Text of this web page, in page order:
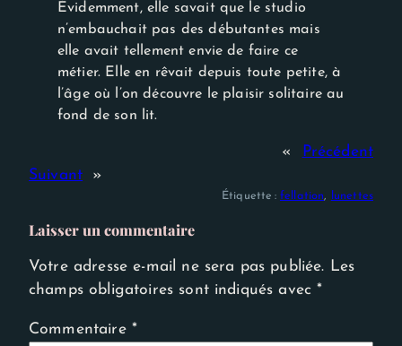
Évidemment, elle savait que le studio
n’embauchait pas des débutantes mais
elle avait tellement envie de faire ce
métier. Elle en rêvait depuis toute petite, à
l’âge où l’on découvre le plaisir solitaire au
fond de son lit.
«
Précédent
Suivant
»
Étiquette : fellation, lunettes
Laisser un commentaire
Votre adresse e-mail ne sera pas publiée. Les
champs obligatoires sont indiqués avec*
Commentaire *